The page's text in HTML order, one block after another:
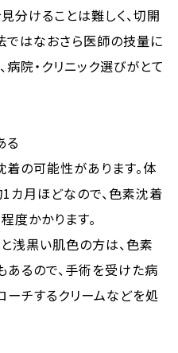
分けることは難しく、切開
ではなおさら医師の技量に
院・クリニック選びがとて
る
の可能性があります。体
カ月ほどなので、色素沈着
度かかります。
浅黒い肌色の方は、色素
あるので、手術を受けた病
ーチするクリームなどを処